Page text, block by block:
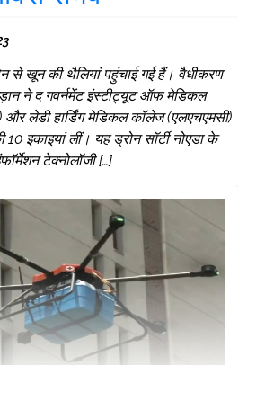
से खून की थैलियां पहुंचाई गई हैं। वैधीकरण
ने द गवर्नमेंट इंस्टीट्यूट ऑफ मेडिकल
लेडी हार्डिंग मेडिकल कॉलेज (एलएचएमसी)
इकाइयां लीं। यह ड्रोन सॉर्टी नोएडा के
टेक्नोलॉजी […]